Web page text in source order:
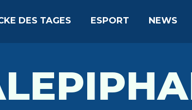
DES TAGES ESPORT NEWS